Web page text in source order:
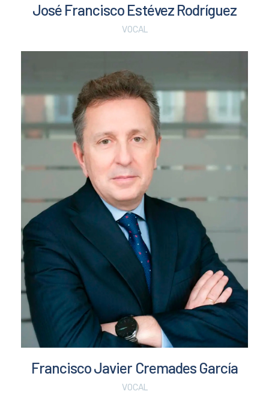
José Francisco Estévez Rodríguez
VOCAL
Francisco Javier Cremades García
VOCAL